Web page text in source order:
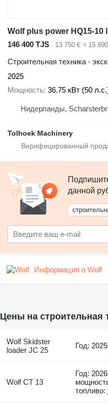
Wolf plus power HQ15-10
146 400 TJS
13 750 € ≈ 15
Строительная техника -
2025
Мощность 36.75 кВт (50
Нидерланды,
Tolhoek Machinery
данной
Информация о Wolf
Цены на строительная
Wolf Skidster
loader JC 25
Год:
Wolf CT 13
Год:
топливо: